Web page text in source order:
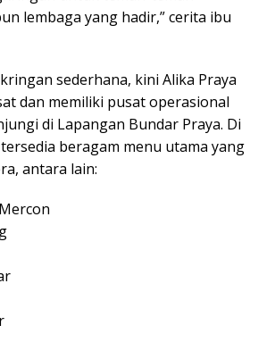
lembaga yang hadir,” cerita ibu
sederhana, kini Alika Praya
dan memiliki pusat operasional
di Lapangan Bundar Praya. Di
beragam menu utama yang
antara lain: